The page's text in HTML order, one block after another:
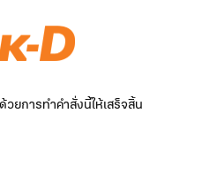
ยการทำคำสั่งนี้ให้เสร็จสิ้น